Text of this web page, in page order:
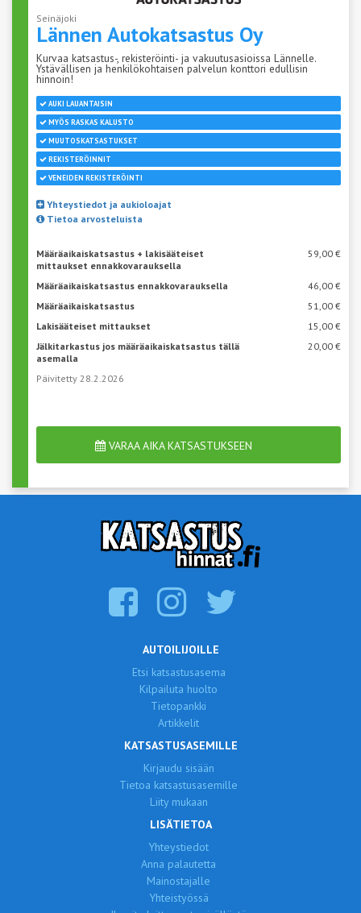
Seinäjoki
Lännen Autokatsastus Oy
Kurvaa katsastus-, rekisteröinti- ja vakuutusasioissa Lännelle.
Ystävällisen ja henkilökohtaisen palvelun konttori edullisin
hinnoin!
AUKI LAUANTAISIN
MYÖS RASKAS KALUSTO
MUUTOSKATSASTUKSET
REKISTERÖINNIT
VENEIDEN REKISTERÖINTI
Yhteystiedot ja aukioloajat
Tietoa arvosteluista
Määräaikaiskatsastus + lakisääteiset
mittaukset ennakkovarauksella
59,00 €
Määräaikaiskatsastus ennakkovarauksella
46,00 €
Määräaikaiskatsastus
51,00 €
Lakisääteiset mittaukset
15,00 €
Jälkitarkastus jos määräaikaiskatsastus tällä
asemalla
20,00 €
Päivitetty 28.2.2026
VARAA AIKA KATSASTUKSEEN
AUTOILIJOILLE
Etsi katsastusasema
Kilpailuta huolto
Tietopankki
Artikkelit
KATSASTUSASEMILLE
Kirjaudu sisään
Tietoa katsastusasemille
Liity mukaan
LISÄTIETOA
Yhteystiedot
Anna palautetta
Mainostajalle
Yhteistyössä